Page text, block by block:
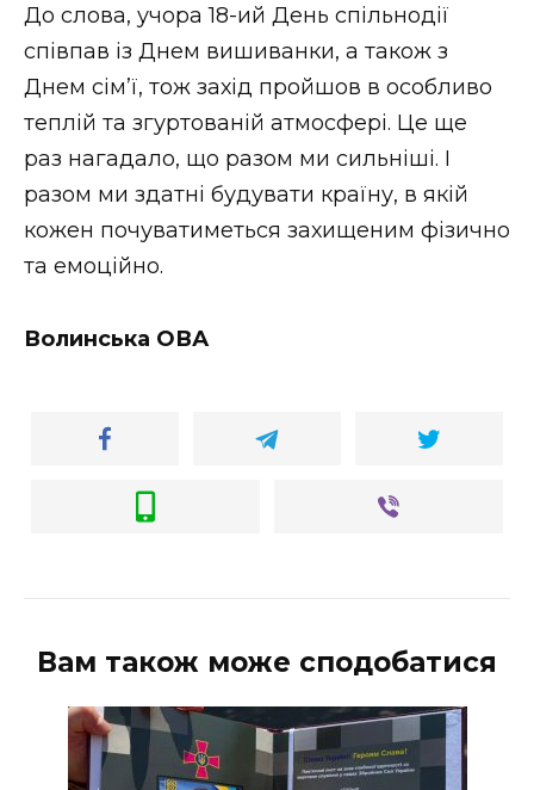
До слова, учора 18-ий День спільнодії
співпав із Днем вишиванки, а також з
Днем сім’ї, тож захід пройшов в особливо
теплій та згуртованій атмосфері. Це ще
раз нагадало, що разом ми сильніші. І
разом ми здатні будувати країну, в якій
кожен почуватиметься захищеним фізично
та емоційно.
Волинська ОВА
Вам також може сподобатися